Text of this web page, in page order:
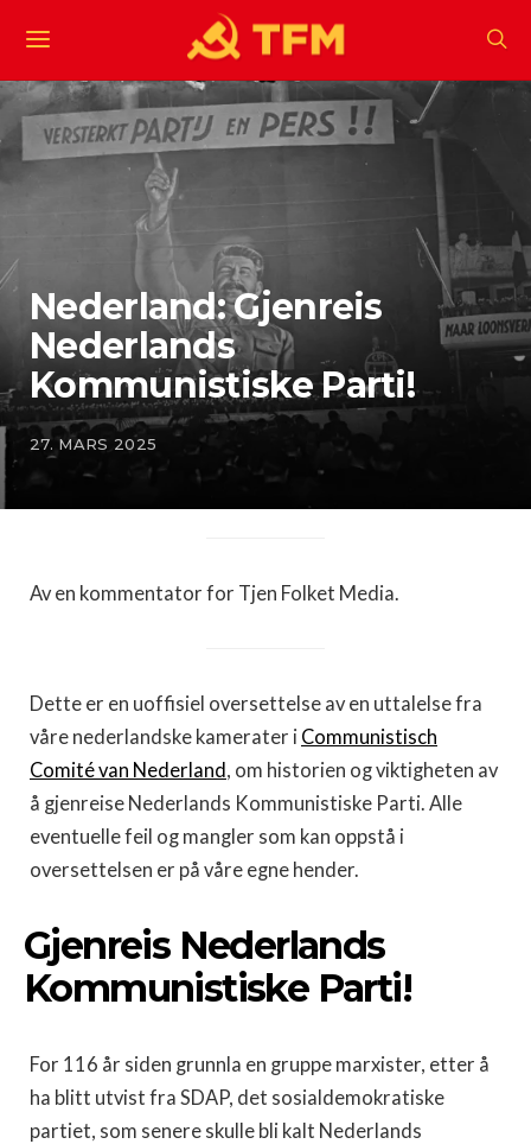
Nederland: Gjenreis
Nederlands
Kommunistiske Parti!
27. MARS 2025
Av en kommentator for Tjen Folket Media.
Dette er en uoffisiel oversettelse av en uttalelse fra
våre nederlandske kamerater i Communistisch
Comité van Nederland, om historien og viktigheten av
å gjenreise Nederlands Kommunistiske Parti. Alle
eventuelle feil og mangler som kan oppstå i
oversettelsen er på våre egne hender.
Gjenreis Nederlands
Kommunistiske Parti!
For 116 år siden grunnla en gruppe marxister, etter å
ha blitt utvist fra SDAP, det sosialdemokratiske
partiet, som senere skulle bli kalt Nederlands